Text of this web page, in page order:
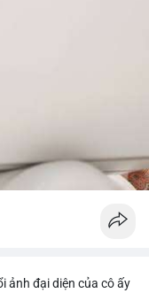
ảnh đại diện của cô ấy